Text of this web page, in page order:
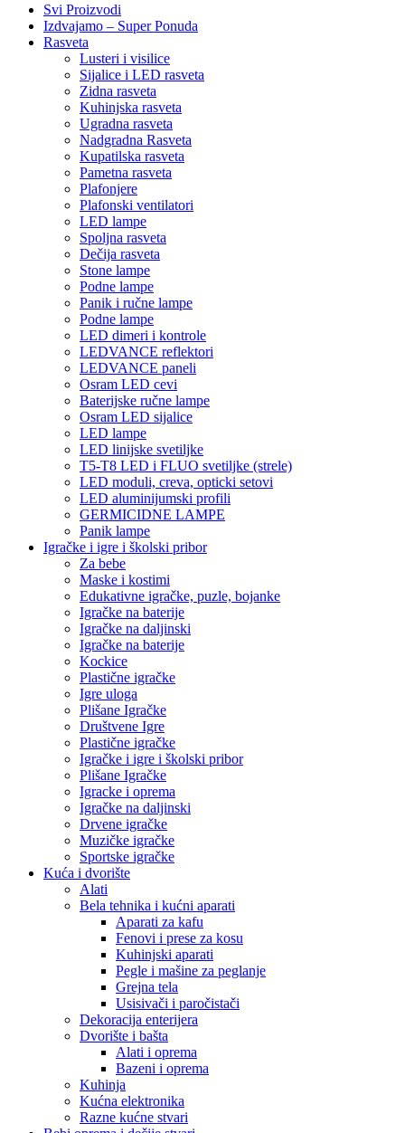
Svi Proizvodi
Izdvajamo – Super Ponuda
Rasveta
Lusteri i visilice
Sijalice i LED rasveta
Zidna rasveta
Kuhinjska rasveta
Ugradna rasveta
Nadgradna Rasveta
Kupatilska rasveta
Pametna rasveta
Plafonjere
Plafonski ventilatori
LED lampe
Spoljna rasveta
Dečija rasveta
Stone lampe
Podne lampe
Panik i ručne lampe
Podne lampe
LED dimeri i kontrole
LEDVANCE reflektori
LEDVANCE paneli
Osram LED cevi
Baterijske ručne lampe
Osram LED sijalice
LED lampe
LED linijske svetiljke
T5-T8 LED i FLUO svetiljke (strele)
LED moduli, creva, opticki setovi
LED aluminijumski profili
GERMICIDNE LAMPE
Panik lampe
Igračke i igre i školski pribor
Za bebe
Maske i kostimi
Edukativne igračke, puzle, bojanke
Igračke na baterije
Igračke na daljinski
Igračke na baterije
Kockice
Plastične igračke
Igre uloga
Plišane Igračke
Društvene Igre
Plastične igračke
Igračke i igre i školski pribor
Plišane Igračke
Igracke i oprema
Igračke na daljinski
Drvene igračke
Muzičke igračke
Sportske igračke
Kuća i dvorište
Alati
Bela tehnika i kućni aparati
Aparati za kafu
Fenovi i prese za kosu
Kuhinjski aparati
Pegle i mašine za peglanje
Grejna tela
Usisivači i paročistači
Dekoracija enterijera
Dvorište i bašta
Alati i oprema
Bazeni i oprema
Kuhinja
Kućna elektronika
Razne kućne stvari